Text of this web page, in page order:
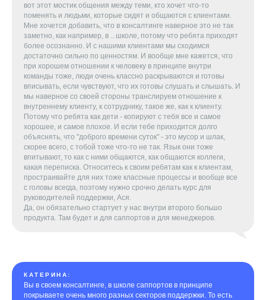
вот этот мостик общения между теми, кто хочет что-то
поменять и людьми, которые сидят и общаются с клиентами.
Мне хочется добавить, что в консалтинге наверное это не так
заметно, как например, в .. школе, потому что ребята приходят
более осознанно. И с нашими клиентами мы сходимся
достаточно сильно по ценностям. И вообще мне кажется, что
при хорошем отношении к человеку в принципе внутри
команды тоже, люди очень классно раскрываются и готовы
вписывать, если чувствуют, что их готовы слушать и слышать. И
мы наверное со своей стороны транслируем отношение к
внутреннему клиенту, к сотруднику, такое же, как к клиенту.
Потому что ребята как дети - копируют с тебя все и самое
хорошее, и самое плохое. И если тебе приходится долго
объяснять, что "доброго времени суток" - это мусор и шлак,
скорее всего, с тобой тоже что-то не так. Язык они тоже
впитывают, то как с ними общаются, как общаются коллеги,
какая переписка. Относитесь к своим ребятам как к клиентам,
простраивайте для них тоже классные процессы и вообще все
с головы всегда, поэтому нужно срочно делать курс для
руководителей поддержки, Ася.
Да, он обязательно стартует у нас внутри второго большо
продукта. Там будет и для саппортов и для менеджеров.
КАТЕРИНА:
Вы в своем консалтинге, в школе саппортов в принципе
покрываете очень много разных секторов поддержки. То есть